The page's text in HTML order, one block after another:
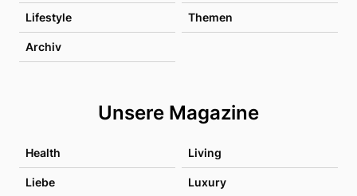
Lifestyle Themen
Archiv
Unsere Magazine
Health Living
Liebe Luxury